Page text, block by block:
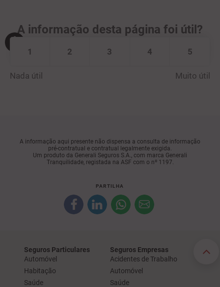
A informação desta página foi útil?
Nada útil
1 2 3 4 5
Muito útil
A informação aqui presente não dispensa a consulta de informação
pré-contratual e contratual legalmente exigida.
Um produto da Generali Seguros S.A., com marca Generali
Tranquilidade, registada na ASF com o nº 1197.
PARTILHA
Seguros Particulares
Automóvel
Habitação
Saúde
Seguros Empresas
Acidentes de Trabalho
Automóvel
Saúde